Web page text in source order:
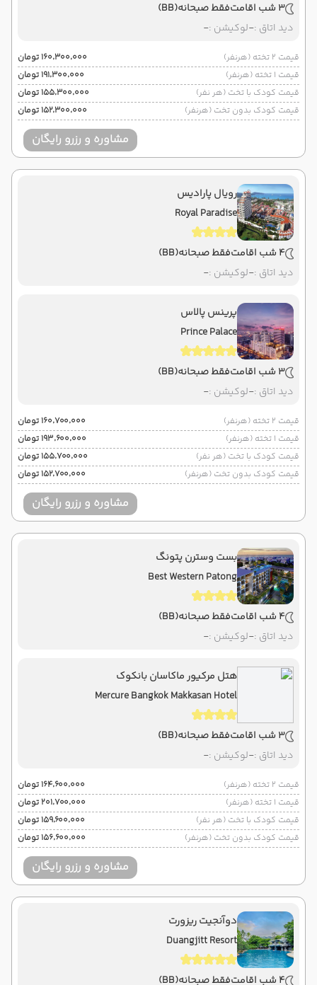
3 شب اقامت فقط صبحانه(BB)
دید اتاق :-لوکیشن :-
قیمت 2 تخته (هرنفر)
۱۶۰٬۳۰۰٬۰۰۰ تومان
قیمت 1 تخته (هرنفر)
۱۹۱٬۳۰۰٬۰۰۰ تومان
قیمت کودک با تخت (هر نفر)
۱۵۵٬۳۰۰٬۰۰۰ تومان
قیمت کودک بدون تخت (هرنفر)
۱۵۲٬۳۰۰٬۰۰۰ تومان
مشاوره و رزرو رایگان
رویال پارادیس
Royal Paradise
4 شب اقامت فقط صبحانه(BB)
دید اتاق :-لوکیشن :-
پرینس پالاس
Prince Palace
3 شب اقامت فقط صبحانه(BB)
دید اتاق :-لوکیشن :-
قیمت 2 تخته (هرنفر)
۱۶۰٬۷۰۰٬۰۰۰ تومان
قیمت 1 تخته (هرنفر)
۱۹۳٬۶۰۰٬۰۰۰ تومان
قیمت کودک با تخت (هر نفر)
۱۵۵٬۷۰۰٬۰۰۰ تومان
قیمت کودک بدون تخت (هرنفر)
۱۵۲٬۷۰۰٬۰۰۰ تومان
مشاوره و رزرو رایگان
بست وسترن پتونگ
Best Western Patong
4 شب اقامت فقط صبحانه(BB)
دید اتاق :-لوکیشن :-
هتل مرکیور ماکاسان بانکوک
Mercure Bangkok Makkasan Hotel
3 شب اقامت فقط صبحانه(BB)
دید اتاق :-لوکیشن :-
قیمت 2 تخته (هرنفر)
۱۶۴٬۶۰۰٬۰۰۰ تومان
قیمت 1 تخته (هرنفر)
۲۰۱٬۷۰۰٬۰۰۰ تومان
قیمت کودک با تخت (هر نفر)
۱۵۹٬۶۰۰٬۰۰۰ تومان
قیمت کودک بدون تخت (هرنفر)
۱۵۶٬۶۰۰٬۰۰۰ تومان
مشاوره و رزرو رایگان
دوآنجیت ریزورت
Duangjitt Resort
4 شب اقامت فقط صبحانه(BB)